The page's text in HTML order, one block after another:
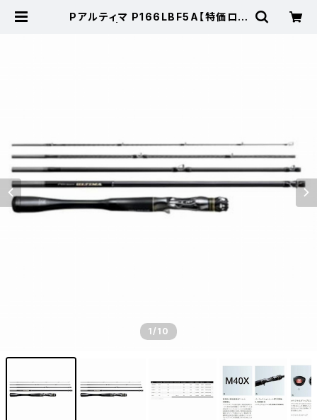
Pアルティマ P166LBF5A【特価ロッ
1/10